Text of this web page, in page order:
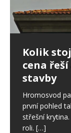
Kolik
cena
stavby
Hromosvod
první pohled
střešní
roli. […]
Ptáci ve
když
Drobné otvory
většího
výztužnou
Nepřítel
svaly či
Stres je sice
míře je pro
začíná